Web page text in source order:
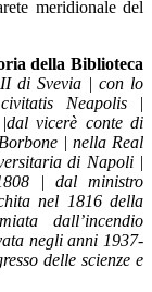
meridionale del
della Biblioteca
di Svevia | con lo
Neapolis |
vicerè conte di
| nella Real
di Napoli |
| dal ministro
nel 1816 della
dall’incendio
negli anni 1937-
delle scienze e